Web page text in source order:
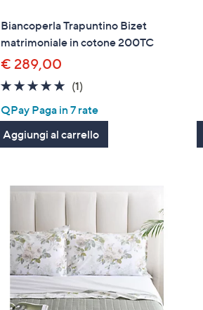
Biancoperla Trapuntino Bizet
matrimoniale in cotone 200TC
€ 289,00
5.0
5
Stars
(1)1
QPay Paga in 7 rate
Aggiungi al carrello